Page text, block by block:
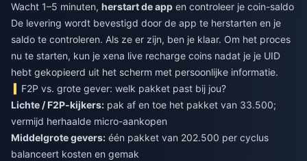
Wacht 1–5 minuten, herstart de app en controleer je coin-saldo
De levering wordt bevestigd door de app te herstarten en je
saldo te controleren. Als ze er zijn, ben je klaar. Om het proces
nu te starten, kun je xena live recharge coins nadat je je UID
hebt gekopieerd uit het scherm met persoonlijke informatie.
F2P vs. grote gever: welk pakket past bij jou?
Lichte / F2P-kijkers: pak af en toe het pakket van 33.500;
vermijd herhaalde micro-aankopen
Middelgrote gevers: één pakket van 202.500 per cyclus
balanceert kosten en gemak